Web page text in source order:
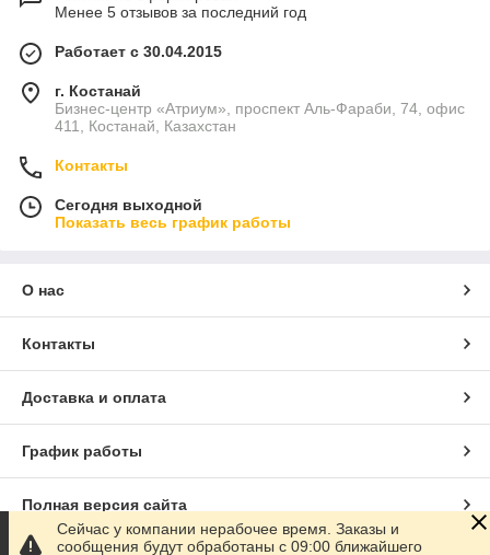
Менее 5 отзывов за последний год
Работает с 30.04.2015
г. Костанай
Бизнес-центр «Атриум», проспект Аль-Фараби, 74, офис
411, Костанай, Казахстан
Контакты
Сегодня выходной
Показать весь график работы
О нас
Контакты
Доставка и оплата
График работы
Полная версия сайта
Сейчас у компании нерабочее время. Заказы и
сообщения будут обработаны с 09:00 ближайшего